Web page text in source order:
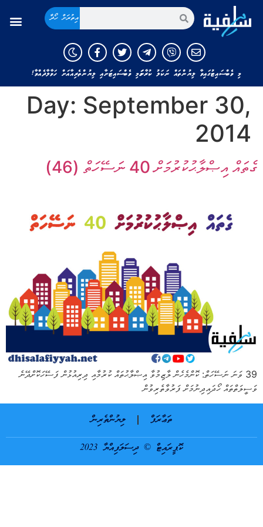
އިތުރަށް ހޯދާ
މި ވެބްސައިޓުގައިވާ ލިޔުންތައް ނަކަލު ކުރާނަމަ މި ވެބްސައިޓަށާއި ލިޔުންތެރިއާއަށް ހަވާލާދެއްވާ!
Day: September 30,
2014
ގެތައް އިޞްލާޙުކުރުމަށް 40 ނަސޭހަތް (46)
39 ވަނަ ނަސޭހަތް: ކޮންމެހެން ލާޒިމުވާ އިޞްލާޙުތައް ކުރުމާއި ދިރިއުޅުން ފަސޭހަކޮށްދޭނެ
ވަސީލަތްތައް ހޯދައިދިނުމަށް ފަރުވާތެރިވުން
ތަޢާރަފް
ލިޔުންތެރިން
ކޮޕީރައިޓް © ދިސަލަފިއްޔާ 2023